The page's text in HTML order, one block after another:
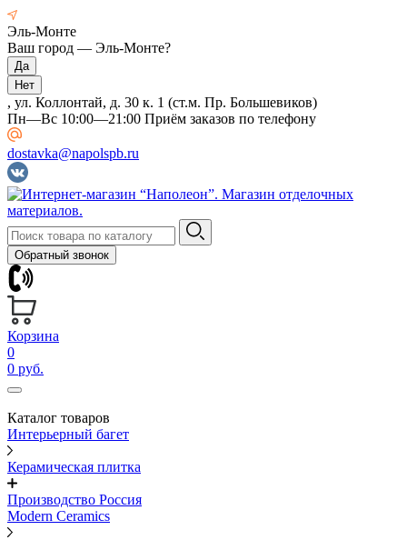
Эль-Монте
Ваш город — Эль-Монте?
, ул. Коллонтай, д. 30 к. 1 (ст.м. Пр. Большевиков)
Пн—Вс 10:00—21:00 Приём заказов по телефону
dostavka@napolspb.ru
Обратный звонок
Корзина
0
0 руб.
Каталог товаров
Интерьерный багет
Керамическая плитка
Производство Россия
Modern Ceramics